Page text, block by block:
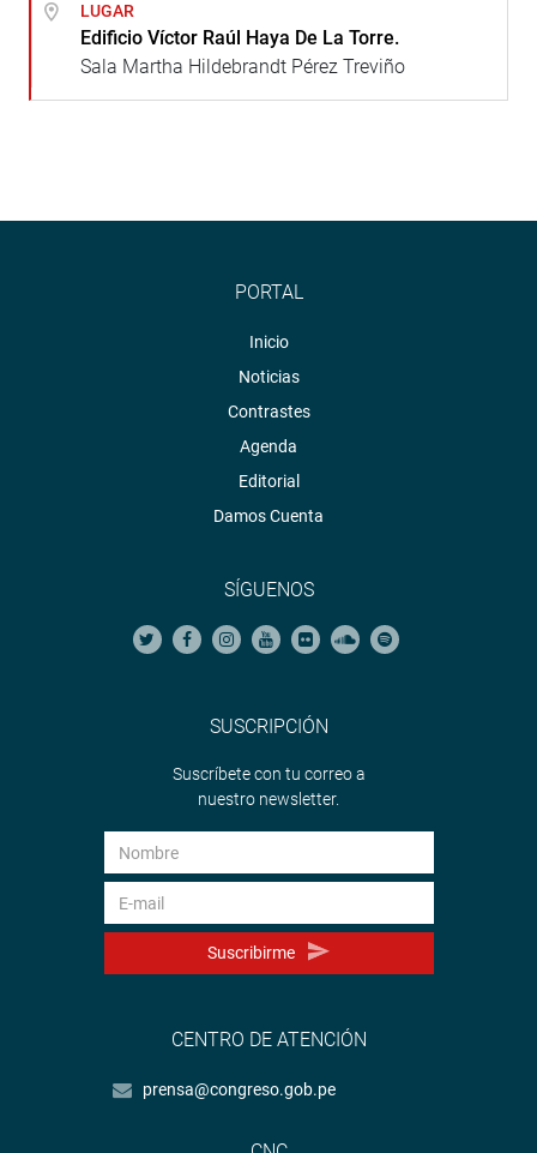
LUGAR
Edificio Víctor Raúl Haya De La Torre.
Sala Martha Hildebrandt Pérez Treviño
PORTAL
Inicio
Noticias
Contrastes
Agenda
Editorial
Damos Cuenta
SÍGUENOS
SUSCRIPCIÓN
Suscríbete con tu correo a
nuestro newsletter.
Suscribirme
CENTRO DE ATENCIÓN
prensa@congreso.gob.pe